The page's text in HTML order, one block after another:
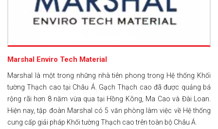
Marshal Enviro Tech Material
Marshal là một trong những nhà tiên phong trong Hệ thống Khối
tường Thạch cao tại Châu Á. Gạch Thạch cao đã được quảng bá
rộng rãi hơn 8 năm vừa qua tại Hồng Kông, Ma Cao và Đài Loan.
Hiện nay, tập đoàn Marshal có 5 văn phòng làm việc về Hệ thống
cung cấp giải pháp Khối tường Thạch cao trên toàn bộ Châu Á.